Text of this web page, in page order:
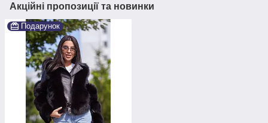
Акційні пропозиції та новинки
Подарунок